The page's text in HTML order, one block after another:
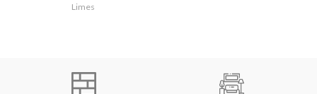
Limes